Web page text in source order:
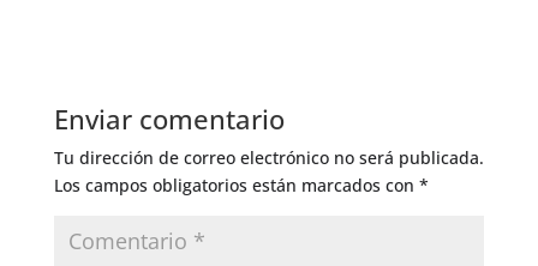
Enviar comentario
Tu dirección de correo electrónico no será publicada.
Los campos obligatorios están marcados con *